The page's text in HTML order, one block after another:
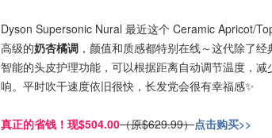
Dyson Supersonic Nural 最近这个 Ceramic Apricot/
高级的奶杏橘调 ，颜值和质感都特别在线～这代除了
智能的头皮护理功能，可以根据距离自动调节温度，
响。平时吹干速度依旧很快，长发党会很有幸福感✨
真正的省钱！现$504.00（原$629.99）点击购买>>